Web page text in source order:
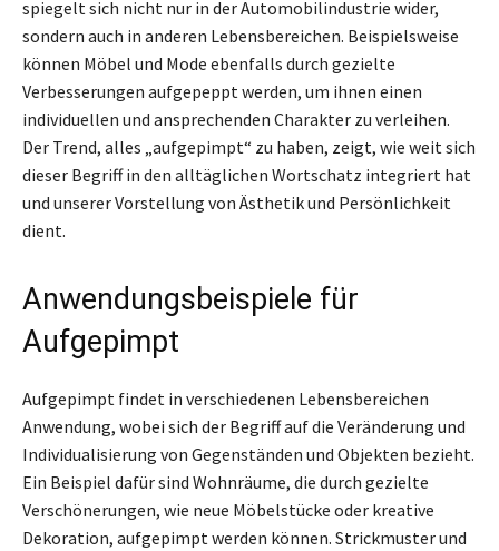
spiegelt sich nicht nur in der Automobilindustrie wider,
sondern auch in anderen Lebensbereichen. Beispielsweise
können Möbel und Mode ebenfalls durch gezielte
Verbesserungen aufgepeppt werden, um ihnen einen
individuellen und ansprechenden Charakter zu verleihen.
Der Trend, alles „aufgepimpt“ zu haben, zeigt, wie weit sich
dieser Begriff in den alltäglichen Wortschatz integriert hat
und unserer Vorstellung von Ästhetik und Persönlichkeit
dient.
Anwendungsbeispiele für
Aufgepimpt
Aufgepimpt findet in verschiedenen Lebensbereichen
Anwendung, wobei sich der Begriff auf die Veränderung und
Individualisierung von Gegenständen und Objekten bezieht.
Ein Beispiel dafür sind Wohnräume, die durch gezielte
Verschönerungen, wie neue Möbelstücke oder kreative
Dekoration, aufgepimpt werden können. Strickmuster und